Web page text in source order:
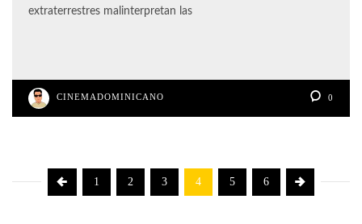
extraterrestres malinterpretan las
CINEMADOMINICANO 0
1 2 3 4 5 6